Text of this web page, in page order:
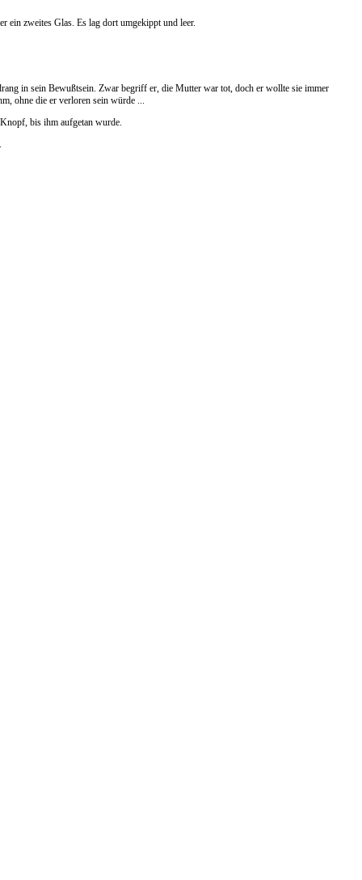
ein zweites Glas. Es lag dort umgekippt und leer.
in sein Bewußtsein. Zwar begriff er, die Mutter war tot, doch er wollte sie immer
ohne die er verloren sein würde ...
bis ihm aufgetan wurde.